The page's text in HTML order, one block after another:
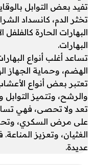
تفيد بعض التوابل
تخثر الدم، كانسداد
البهارات الحارة
البهارات.
تساعد أغلب أنواع
الهضم، وحماية الجهاز
تعتبر بعض أنواع
والرشح، وتتميز
تعد ولا تحصى، فهي
على مرض السكري،
الغثيان، وتعزيز
عديدة.